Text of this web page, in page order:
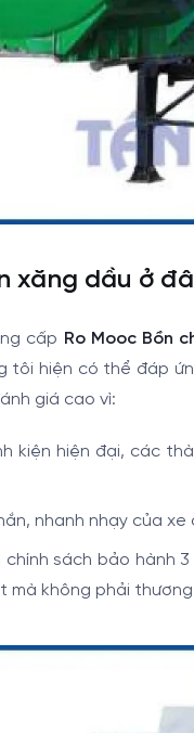
xăng dầu ở
cấp Ro Mooc Bồn
tôi hiện có thể đáp
giá cao vì:
kiện hiện đại, các
nhanh nhạy của
sách bảo hành 3
mà không phải